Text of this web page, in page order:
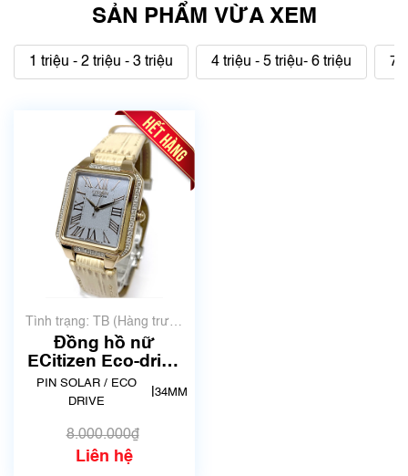
SẢN PHẨM VỪA XEM
1 triệu - 2 triệu - 3 triệu 4 triệu - 5 triệu- 6 triệu 7
Tình trạng: TB (Hàng trưng
bày, thanh lý)
Đồng hồ nữ
ECitizen Eco-drive
M0192-14A | E031-
S117798 | size
PIN SOLAR / ECO
DRIVE
34MM
8.000.000₫
Liên hệ